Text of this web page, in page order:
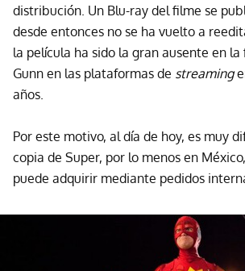
distribución. Un Blu-ray del filme se
desde entonces no se ha vuelto a
la película ha sido la gran ausente en
Gunn en las plataformas de streaming
años.
Por este motivo, al día de hoy, es muy
copia de Super, por lo menos en
puede adquirir mediante pedidos